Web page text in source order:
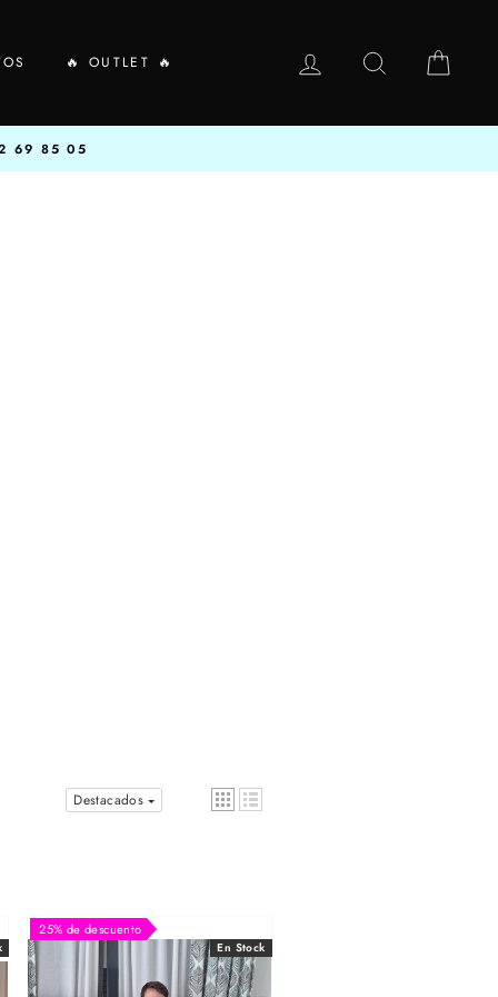
🔥 OUTLET 🔥 INGRESARBUSCAR
69 85 05
Destacados
25% de descuento
En Stock